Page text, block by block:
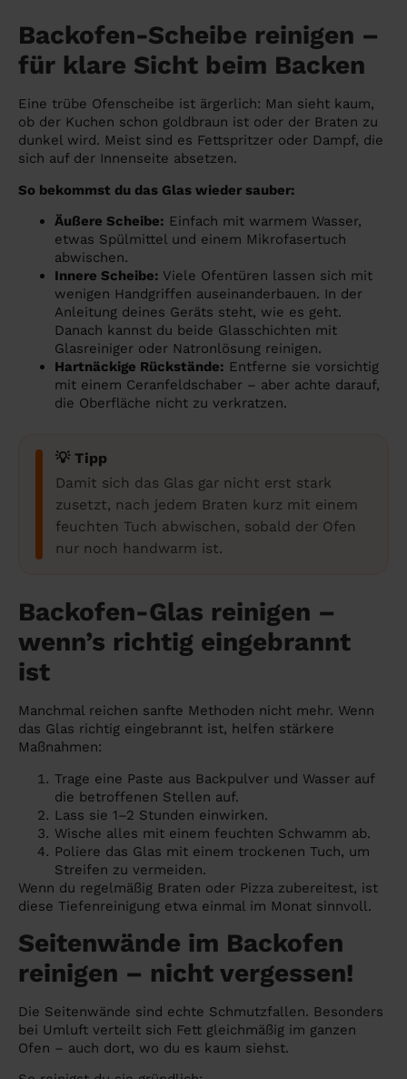
Backofen-Scheibe reinigen –
für klare Sicht beim Backen
Eine trübe Ofenscheibe ist ärgerlich: Man sieht kaum,
ob der Kuchen schon goldbraun ist oder der Braten zu
dunkel wird. Meist sind es Fettspritzer oder Dampf, die
sich auf der Innenseite absetzen.
So bekommst du das Glas wieder sauber:
Äußere Scheibe: Einfach mit warmem Wasser,
etwas Spülmittel und einem Mikrofasertuch
abwischen.
Innere Scheibe: Viele Ofentüren lassen sich mit
wenigen Handgriffen auseinanderbauen. In der
Anleitung deines Geräts steht, wie es geht.
Danach kannst du beide Glasschichten mit
Glasreiniger oder Natronlösung reinigen.
Hartnäckige Rückstände: Entferne sie vorsichtig
mit einem Ceranfeldschaber – aber achte darauf,
die Oberfläche nicht zu verkratzen.
💡 Tipp
Damit sich das Glas gar nicht erst stark
zusetzt, nach jedem Braten kurz mit einem
feuchten Tuch abwischen, sobald der Ofen
nur noch handwarm ist.
Backofen-Glas reinigen –
wenn’s richtig eingebrannt
ist
Manchmal reichen sanfte Methoden nicht mehr. Wenn
das Glas richtig eingebrannt ist, helfen stärkere
Maßnahmen:
Trage eine Paste aus Backpulver und Wasser auf
die betroffenen Stellen auf.
Lass sie 1–2 Stunden einwirken.
Wische alles mit einem feuchten Schwamm ab.
Poliere das Glas mit einem trockenen Tuch, um
Streifen zu vermeiden.
Wenn du regelmäßig Braten oder Pizza zubereitest, ist
diese Tiefenreinigung etwa einmal im Monat sinnvoll.
Seitenwände im Backofen
reinigen – nicht vergessen!
Die Seitenwände sind echte Schmutzfallen. Besonders
bei Umluft verteilt sich Fett gleichmäßig im ganzen
Ofen – auch dort, wo du es kaum siehst.